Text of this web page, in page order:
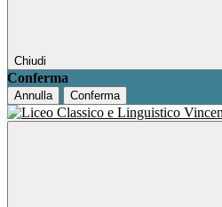
Chiudi
Conferma
Annulla Conferma